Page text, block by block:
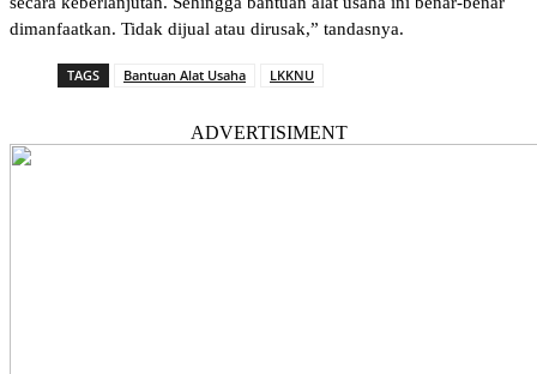
dimanfaatkan. Tidak dijual atau dirusak,” tandasnya.
TAGS Bantuan Alat Usaha LKKNU
ADVERTISIMENT